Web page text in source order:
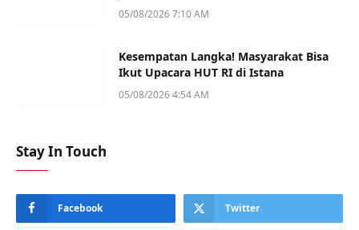
05/08/2026 7:10 AM
Kesempatan Langka! Masyarakat Bisa
Ikut Upacara HUT RI di Istana
05/08/2026 4:54 AM
Stay In Touch
Facebook Twitter